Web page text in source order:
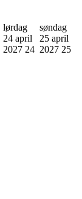
lørdag
24 april
2027 24
søndag
25 april
2027 25